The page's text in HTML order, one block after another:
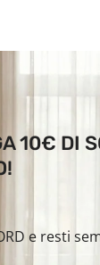
10€ DI
e resti